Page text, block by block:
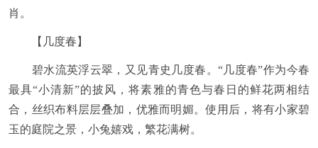
肖。
【几度春】
碧水流英浮云翠，又见青史几度春。“几度春”作为今春
最具“小清新”的披风，将素雅的青色与春日的鲜花两相结
合，丝织布料层层叠加，优雅而明媚。使用后，将有小家碧
玉的庭院之景，小兔嬉戏，繁花满树。